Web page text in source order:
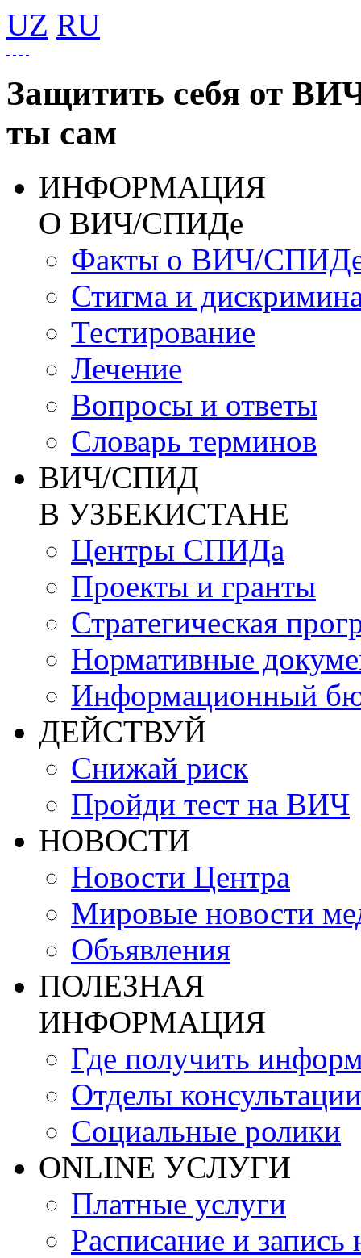
UZ RU
Защитить себя от
ты сам
ИНФОРМАЦИЯ
О ВИЧ/СПИДе
Факты о ВИЧ/
Стигма и
Тестирование
Лечение
Вопросы и ответы
Словарь терминов
ВИЧ/СПИД
В УЗБЕКИСТАНЕ
Центры СПИДа
Проекты и гранты
Стратегическая
Нормативные
Информационный
ДЕЙСТВУЙ
Снижай риск
Пройди тест на ВИЧ
НОВОСТИ
Новости Центра
Мировые новости
Объявления
ПОЛЕЗНАЯ
ИНФОРМАЦИЯ
Где получить
Отделы консультации
Социальные ролики
ONLINE УСЛУГИ
Платные услуги
Расписание и запись